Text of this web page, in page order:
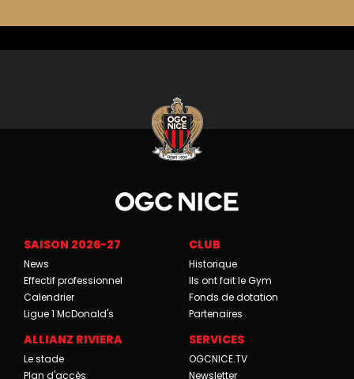
SAISON 2026-27
News
Effectif professionnel
Calendrier
Ligue 1 McDonald's
CLUB
Historique
Ils ont fait le Gym
Fonds de dotation
Partenaires
ALLIANZ RIVIERA
Le stade
Plan d'accès
SERVICES
OGCNICE.TV
Newsletter